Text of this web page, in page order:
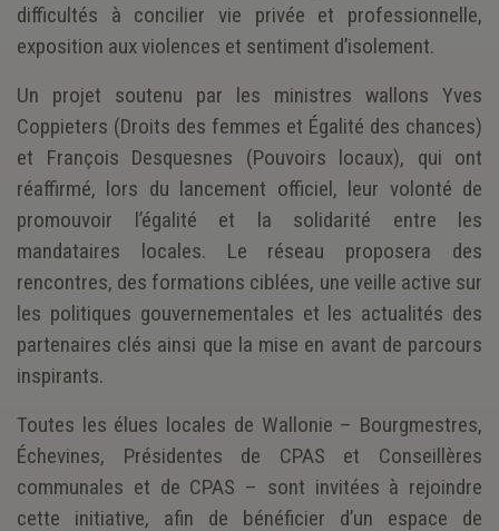
difficultés à concilier vie privée et professionnelle,
exposition aux violences et sentiment d’isolement.
Un projet soutenu par les ministres wallons Yves
Coppieters (Droits des femmes et Égalité des chances)
et François Desquesnes (Pouvoirs locaux), qui ont
réaffirmé, lors du lancement officiel, leur volonté de
promouvoir l’égalité et la solidarité entre les
mandataires locales. Le réseau proposera des
rencontres, des formations ciblées, une veille active sur
les politiques gouvernementales et les actualités des
partenaires clés ainsi que la mise en avant de parcours
inspirants.
Toutes les élues locales de Wallonie – Bourgmestres,
Échevines, Présidentes de CPAS et Conseillères
communales et de CPAS – sont invitées à rejoindre
cette initiative, afin de bénéficier d’un espace de